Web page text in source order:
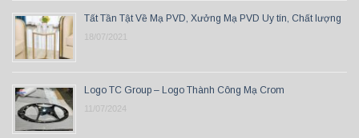
Tất Tần Tật Về Mạ PVD, Xưởng Mạ PVD Uy tín, Chất lượng
18/07/2021
Logo TC Group – Logo Thành Công Mạ Crom
11/07/2024